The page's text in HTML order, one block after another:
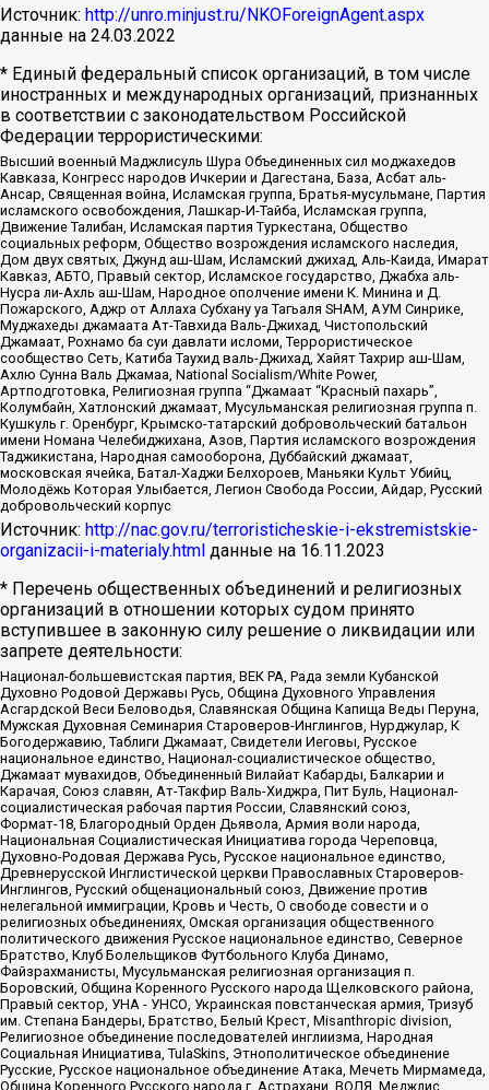
Источник: http://unro.minjust.ru/NKOForeignAgent.aspx
данные на 24.03.2022
* Единый федеральный список организаций, в том числе
иностранных и международных организаций, признанных
в соответствии с законодательством Российской
Федерации террористическими:
Высший военный Маджлисуль Шура Объединенных сил моджахедов
Кавказа, Конгресс народов Ичкерии и Дагестана, База, Асбат аль-
Ансар, Священная война, Исламская группа, Братья-мусульмане, Партия
исламского освобождения, Лашкар-И-Тайба, Исламская группа,
Движение Талибан, Исламская партия Туркестана, Общество
социальных реформ, Общество возрождения исламского наследия,
Дом двух святых, Джунд аш-Шам, Исламский джихад, Аль-Каида, Имарат
Кавказ, АБТО, Правый сектор, Исламское государство, Джабха аль-
Нусра ли-Ахль аш-Шам, Народное ополчение имени К. Минина и Д.
Пожарского, Аджр от Аллаха Субхану уа Тагьаля SHAM, АУМ Синрике,
Муджахеды джамаата Ат-Тавхида Валь-Джихад, Чистопольский
Джамаат, Рохнамо ба суи давлати исломи, Террористическое
сообщество Сеть, Катиба Таухид валь-Джихад, Хайят Тахрир аш-Шам,
Ахлю Сунна Валь Джамаа, National Socialism/White Power,
Артподготовка, Религиозная группа “Джамаат “Красный пахарь”,
Колумбайн, Хатлонский джамаат, Мусульманская религиозная группа п.
Кушкуль г. Оренбург, Крымско-татарский добровольческий батальон
имени Номана Челебиджихана, Азов, Партия исламского возрождения
Таджикистана, Народная самооборона, Дуббайский джамаат,
московская ячейка, Батал-Хаджи Белхороев, Маньяки Культ Убийц,
Молодёжь Которая Улыбается, Легион Свобода России, Айдар, Русский
добровольческий корпус
Источник: http://nac.gov.ru/terroristicheskie-i-ekstremistskie-
organizacii-i-materialy.html данные на 16.11.2023
* Перечень общественных объединений и религиозных
организаций в отношении которых судом принято
вступившее в законную силу решение о ликвидации или
запрете деятельности:
Национал-большевистская партия, ВЕК РА, Рада земли Кубанской
Духовно Родовой Державы Русь, Община Духовного Управления
Асгардской Веси Беловодья, Славянская Община Капища Веды Перуна,
Мужская Духовная Семинария Староверов-Инглингов, Нурджулар, К
Богодержавию, Таблиги Джамаат, Свидетели Иеговы, Русское
национальное единство, Национал-социалистическое общество,
Джамаат мувахидов, Объединенный Вилайат Кабарды, Балкарии и
Карачая, Союз славян, Ат-Такфир Валь-Хиджра, Пит Буль, Национал-
социалистическая рабочая партия России, Славянский союз,
Формат-18, Благородный Орден Дьявола, Армия воли народа,
Национальная Социалистическая Инициатива города Череповца,
Духовно-Родовая Держава Русь, Русское национальное единство,
Древнерусской Инглистической церкви Православных Староверов-
Инглингов, Русский общенациональный союз, Движение против
нелегальной иммиграции, Кровь и Честь, О свободе совести и о
религиозных объединениях, Омская организация общественного
политического движения Русское национальное единство, Северное
Братство, Клуб Болельщиков Футбольного Клуба Динамо,
Файзрахманисты, Мусульманская религиозная организация п.
Боровский, Община Коренного Русского народа Щелковского района,
Правый сектор, УНА - УНСО, Украинская повстанческая армия, Тризуб
им. Степана Бандеры, Братство, Белый Крест, Misanthropic division,
Религиозное объединение последователей инглиизма, Народная
Социальная Инициатива, TulaSkins, Этнополитическое объединение
Русские, Русское национальное объединение Атака, Мечеть Мирмамеда,
Община Коренного Русского народа г. Астрахани, ВОЛЯ, Меджлис